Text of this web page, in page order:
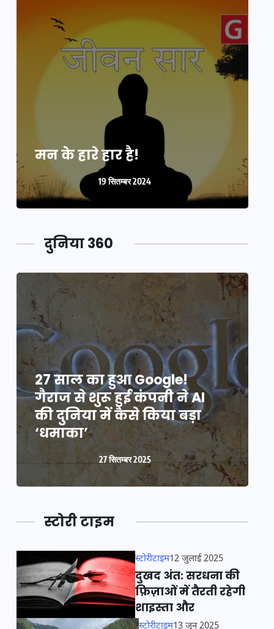
मन के हारे हार है!
19 सितम्बर 2024
दुनिया 360
27 साल का हुआ Google!
गैराज से शुरू हुई कंपनी ने AI
की दुनिया में कैसे किया बड़ा
‘धमाका’
27 सितम्बर 2025
स्टोरी टाइम
स्टोरीटाइम12 जुलाई 2025
दुखद अंत: सरधना की
फ़िज़ाओं में तैरती रहेगी
शाइस्ता और
स्टोरीटाइम13 जून 2025